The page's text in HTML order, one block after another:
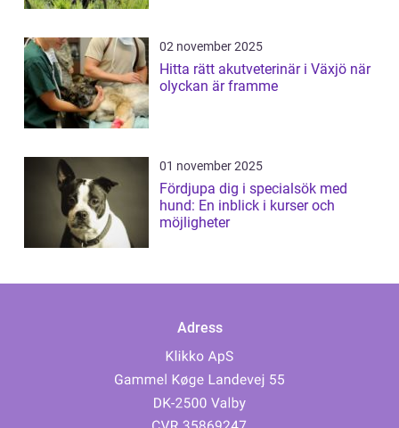
02 november 2025
Hitta rätt akutveterinär i Växjö när
olyckan är framme
01 november 2025
Fördjupa dig i specialsök med
hund: En inblick i kurser och
möjligheter
Adress